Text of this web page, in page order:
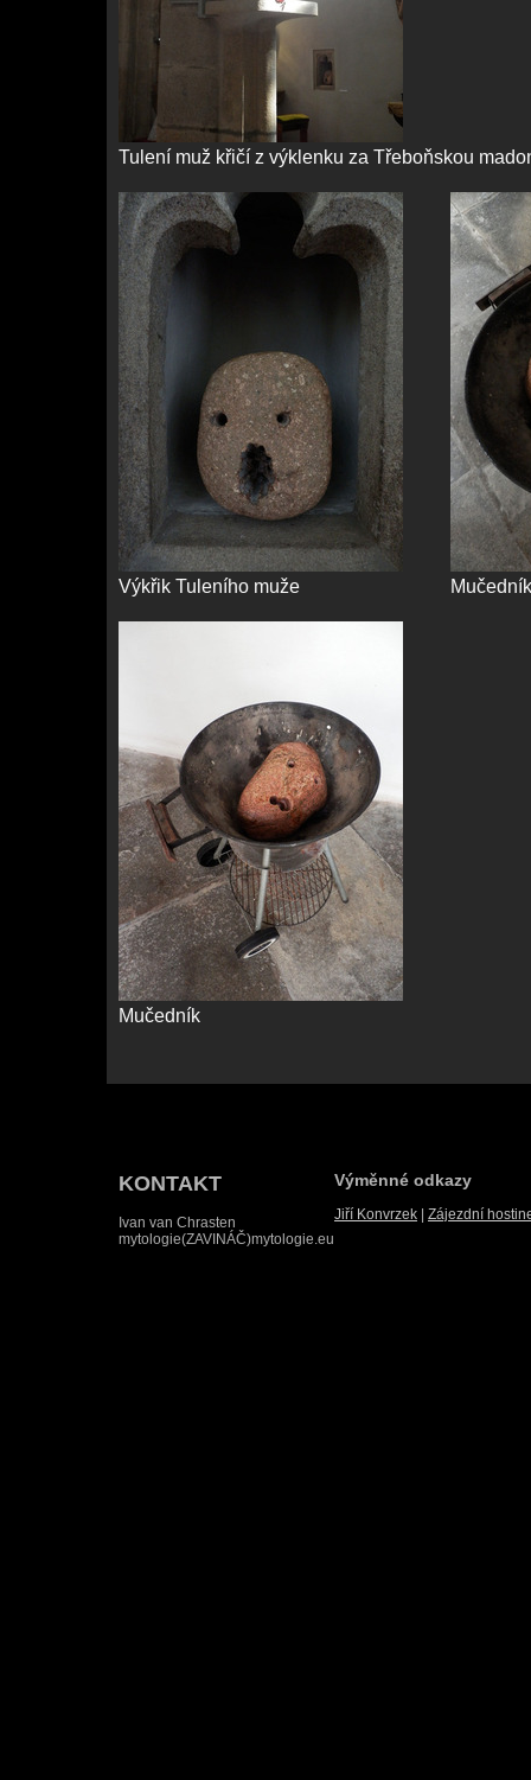
Tulení muž křičí z výklenku za Třeboňskou
Výkřik Tuleního muže Mučedník
Mučedník
KONTAKT
Ivan van Chrasten
mytologie(ZAVINÁČ)mytologie.eu
Výměnné odkazy
Jiří Konvrzek | Zájezdní